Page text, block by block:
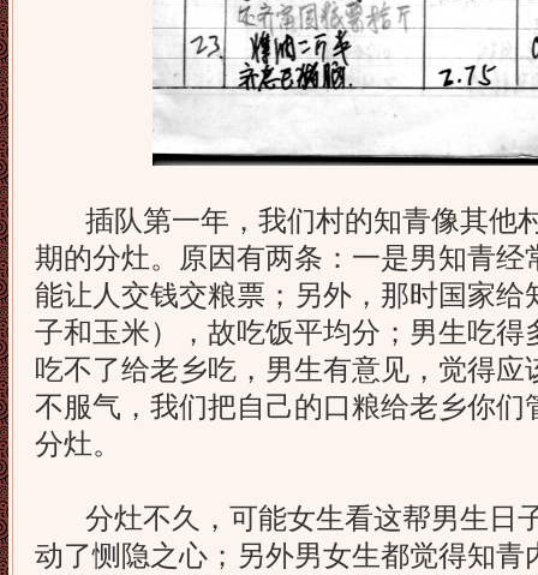
插队第一年，我们村的知青像其他
期的分灶。原因有两条：一是男知青经
能让人交钱交粮票；另外，那时国家给
子和玉米），故吃饭平均分；男生吃得
吃不了给老乡吃，男生有意见，觉得
不服气，我们把自己的口粮给老乡你们
分灶。
分灶不久，可能女生看这帮男生日子
动了恻隐之心；另外男女生都觉得知青